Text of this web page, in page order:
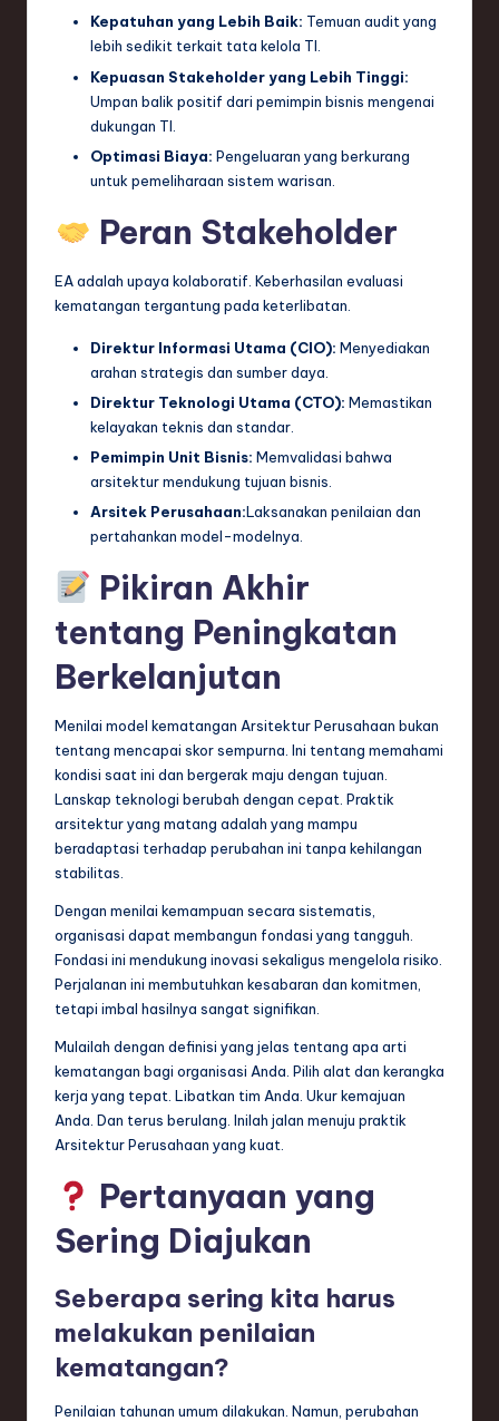
Kepatuhan yang Lebih Baik: Temuan audit yang
lebih sedikit terkait tata kelola TI.
Kepuasan Stakeholder yang Lebih Tinggi:
Umpan balik positif dari pemimpin bisnis mengenai
dukungan TI.
Optimasi Biaya: Pengeluaran yang berkurang
untuk pemeliharaan sistem warisan.
Peran Stakeholder
EA adalah upaya kolaboratif. Keberhasilan evaluasi
kematangan tergantung pada keterlibatan.
Direktur Informasi Utama (CIO): Menyediakan
arahan strategis dan sumber daya.
Direktur Teknologi Utama (CTO): Memastikan
kelayakan teknis dan standar.
Pemimpin Unit Bisnis: Memvalidasi bahwa
arsitektur mendukung tujuan bisnis.
Arsitek Perusahaan:Laksanakan penilaian dan
pertahankan model-modelnya.
Pikiran Akhir
tentang Peningkatan
Berkelanjutan
Menilai model kematangan Arsitektur Perusahaan bukan
tentang mencapai skor sempurna. Ini tentang memahami
kondisi saat ini dan bergerak maju dengan tujuan.
Lanskap teknologi berubah dengan cepat. Praktik
arsitektur yang matang adalah yang mampu
beradaptasi terhadap perubahan ini tanpa kehilangan
stabilitas.
Dengan menilai kemampuan secara sistematis,
organisasi dapat membangun fondasi yang tangguh.
Fondasi ini mendukung inovasi sekaligus mengelola risiko.
Perjalanan ini membutuhkan kesabaran dan komitmen,
tetapi imbal hasilnya sangat signifikan.
Mulailah dengan definisi yang jelas tentang apa arti
kematangan bagi organisasi Anda. Pilih alat dan kerangka
kerja yang tepat. Libatkan tim Anda. Ukur kemajuan
Anda. Dan terus berulang. Inilah jalan menuju praktik
Arsitektur Perusahaan yang kuat.
Pertanyaan yang
Sering Diajukan
Seberapa sering kita harus
melakukan penilaian
kematangan?
Penilaian tahunan umum dilakukan. Namun, perubahan